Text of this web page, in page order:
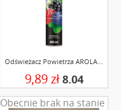
Odświeżacz Powietrza AROLA...
9,89 zł 8.04
Obecnie brak na stanie